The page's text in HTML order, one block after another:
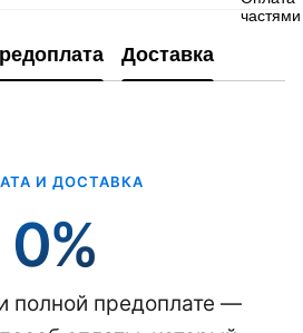
Доставка
И ДОСТАВКА
0%
полной предоплате —